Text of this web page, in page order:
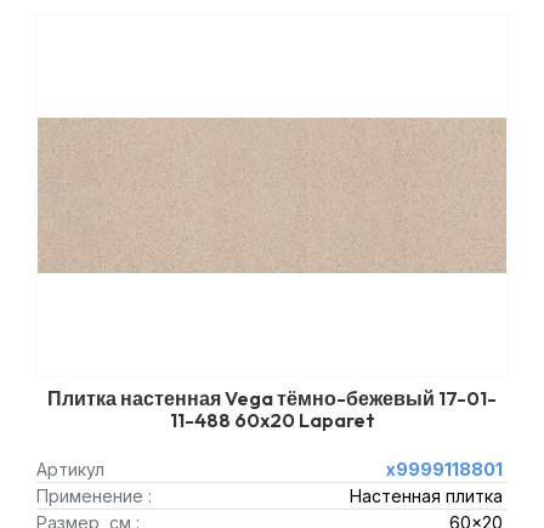
Плитка настенная Vega тёмно-бежевый 17-01-
11-488 60x20 Laparet
Артикул
х9999118801
Применение :
Настенная плитка
Размер, см :
60x20